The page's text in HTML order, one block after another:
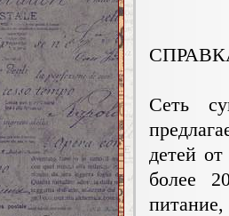
Сеть
детей
более